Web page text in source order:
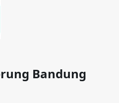
Bandung